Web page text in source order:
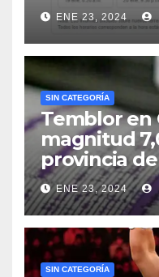
ENE 23, 2024
SIN CATEGORÍA
Temblor en
magnitud
provincia
ENE 23, 2024
SIN CATEGORÍA